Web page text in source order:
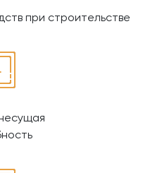
при строительстве